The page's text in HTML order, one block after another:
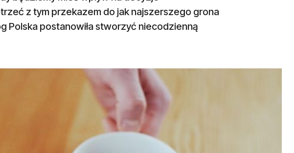
z tym przekazem do jak najszerszego grona
Polska postanowiła stworzyć niecodzienną